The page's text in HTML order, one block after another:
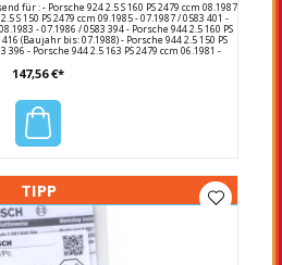
für : - Porsche 924 2.5 S 160 PS 2479 ccm 08.1987
S 150 PS 2479 ccm 09.1985 - 07.1987 / 0583 401 -
- 07.1986 / 0583 394 - Porsche 944 2.5 160 PS
(Baujahr bis: 07.1988) - Porsche 944 2.5 150 PS
396 - Porsche 944 2.5 163 PS 2479 ccm 06.1981 -
944 2.7 165 PS 2681 ccm 11.1988 - 08.1989 / 0583
: 0280120308 / 0 280 120 308 Porsche
/ 94460611301 930 606 119 02 / 93060611902
147,56 €*
TIPP